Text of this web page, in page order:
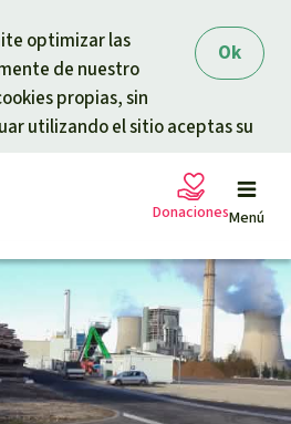
Ok
optimizar las
de nuestro
propias, sin
utilizando el sitio aceptas su
Menú
Donaciones
ayuda
general